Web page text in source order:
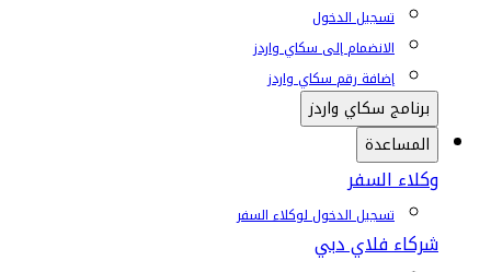
تسجيل الدخول
الانضمام إلى سكاي واردز
إضافة رقم سكاي واردز
برنامج سكاي واردز
المساعدة
وكلاء السفر
تسجيل الدخول لوكلاء السفر
شركاء فلاي دبي